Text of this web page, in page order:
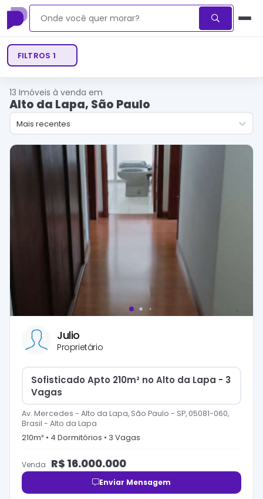
FILTROS 1
13 Imóveis à venda em
Alto da Lapa, São Paulo
Mais recentes
Julio
Proprietário
Sofisticado Apto 210m² no Alto da Lapa - 3
Vagas
Av. Mercedes - Alto da Lapa, São Paulo - SP, 05081-060,
Brasil - Alto da Lapa
210m² • 4 Dormitórios • 3 Vagas
Venda R$ 16.000.000
Enviar Mensagem